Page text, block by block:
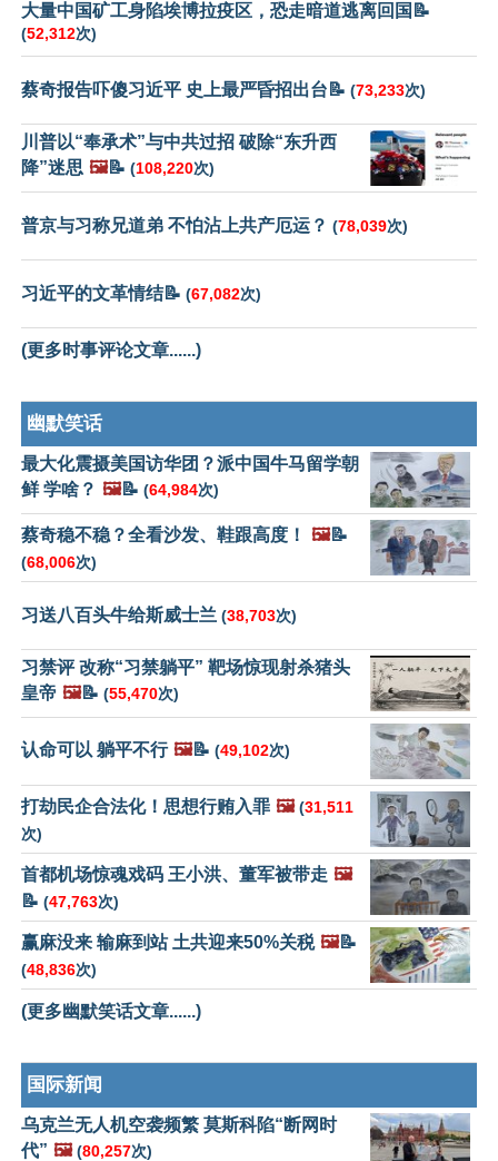
大量中国矿工身陷埃博拉疫区，恐走暗道逃离回国📝
(52,312次)
蔡奇报告吓傻习近平 史上最严昏招出台📝 (73,233次)
川普以“奉承术”与中共过招 破除“东升西
降”迷思 🖼️📝 (108,220次)
普京与习称兄道弟 不怕沾上共产厄运？ (78,039次)
习近平的文革情结📝 (67,082次)
(更多时事评论文章......)
幽默笑话
最大化震摄美国访华团？派中国牛马留学朝
鲜 学啥？ 🖼️📝 (64,984次)
蔡奇稳不稳？全看沙发、鞋跟高度！ 🖼️📝
(68,006次)
习送八百头牛给斯威士兰 (38,703次)
习禁评 改称“习禁躺平” 靶场惊现射杀猪头
皇帝 🖼️📝 (55,470次)
认命可以 躺平不行 🖼️📝 (49,102次)
打劫民企合法化！思想行贿入罪 🖼️ (31,511
次)
首都机场惊魂戏码 王小洪、董军被带走 🖼️
📝 (47,763次)
赢麻没来 输麻到站 土共迎来50%关税 🖼️📝
(48,836次)
(更多幽默笑话文章......)
国际新闻
乌克兰无人机空袭频繁 莫斯科陷“断网时
代” 🖼️ (80,257次)